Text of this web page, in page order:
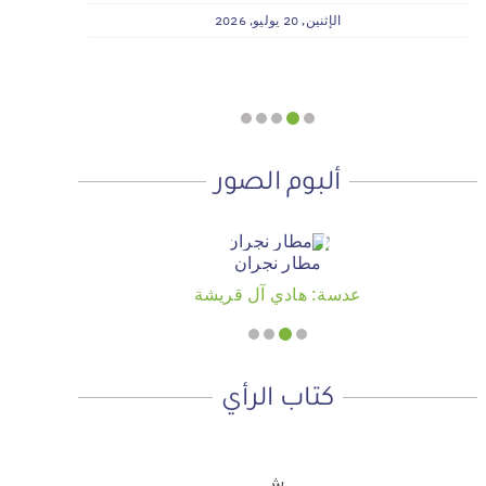
وسداد الإيجارات بدعم من منصة ديم
للمنح التنموي
الإثنين, 20 يوليو, 2026
ألبوم الصور
مطار نجران
عدسة: هادي آل قريشة
كتاب الرأي